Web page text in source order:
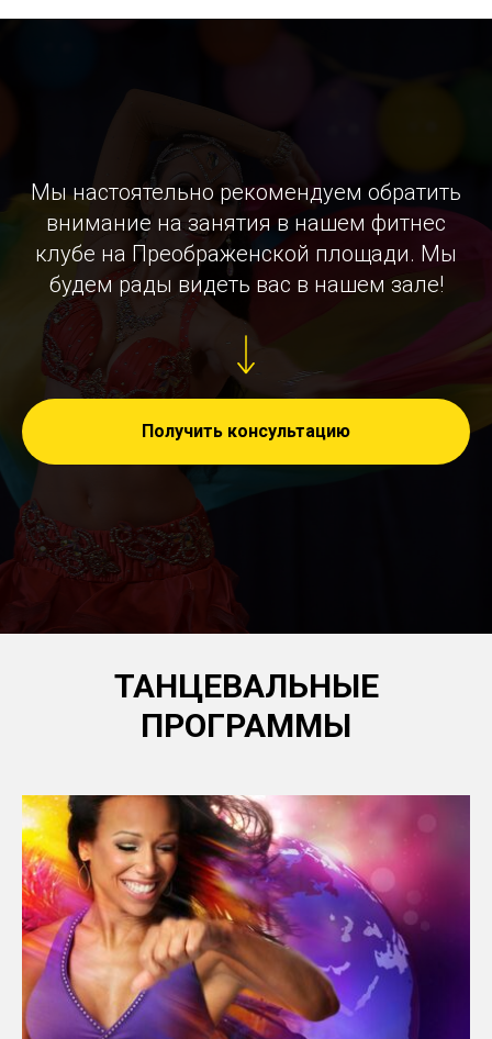
Мы настоятельно рекомендуем обратить
внимание на занятия в нашем фитнес
клубе на Преображенской площади. Мы
будем рады видеть вас в нашем зале!
Получить консультацию
ТАНЦЕВАЛЬНЫЕ
ПРОГРАММЫ